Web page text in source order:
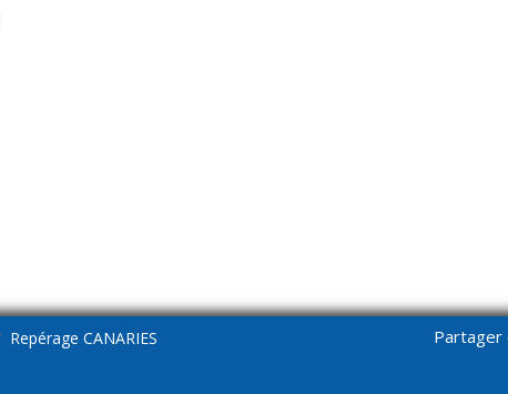
Repérage CANARIES Partager